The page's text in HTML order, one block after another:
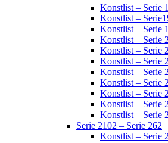
Konstlist – Serie
Konstlist –
Konstlist – Serie
Konstlist – Serie
Konstlist – Serie
Konstlist – Serie
Konstlist – Serie
Konstlist – Serie
Konstlist – Serie
Konstlist – Serie
Konstlist – Serie
Serie 2102 – Serie 262
Konstlist – Serie